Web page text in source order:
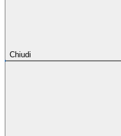
Chiudi